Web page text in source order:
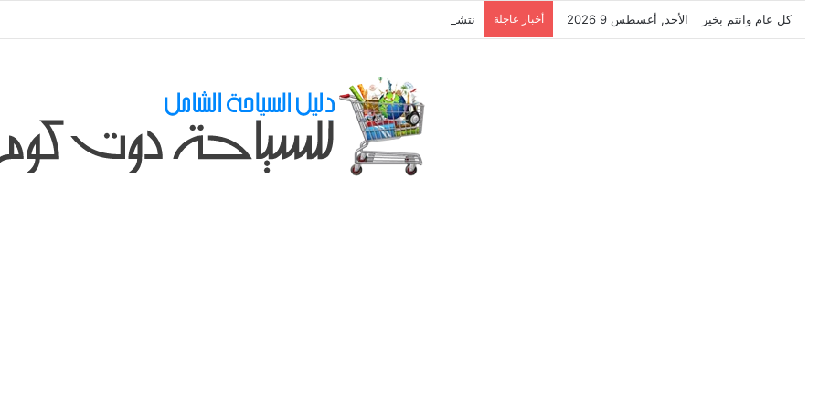
كل عام وانتم بخير الأحد, أغسطس 9 2026 أخبار عاجلة نتشرف بتلقي طلباتكم و استفسارتكم ... لو عندك سؤال او استفسار ماتدرددش فى طلب